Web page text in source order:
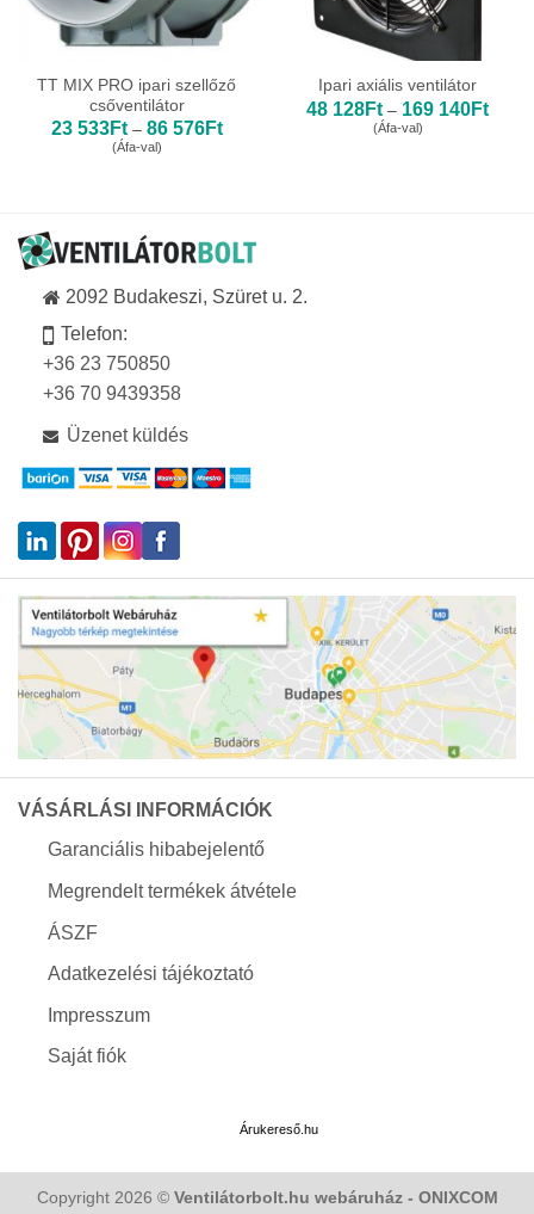
TT MIX PRO ipari szellőző
csőventilátor
23 533Ft – 86 576FtÁrtartomány:
(Áfa-val)
Ipari axiális ventilátor
48 128Ft – 169 140Ft
(Áfa-val)
2092 Budakeszi, Szüret u. 2.
Telefon:
+36 23 750850
+36 70 9439358
Üzenet küldés
VÁSÁRLÁSI INFORMÁCIÓK
Garanciális hibabejelentő
Megrendelt termékek átvétele
ÁSZF
Adatkezelési tájékoztató
Impresszum
Saját fiók
Árukereső.hu
Copyright 2026 © Ventilátorbolt.hu webáruház - ONIXCOM